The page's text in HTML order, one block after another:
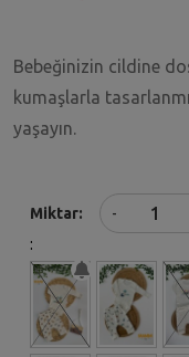
Bebeğinizin cildine
kumaşlarla
yaşayın.
Miktar -
: